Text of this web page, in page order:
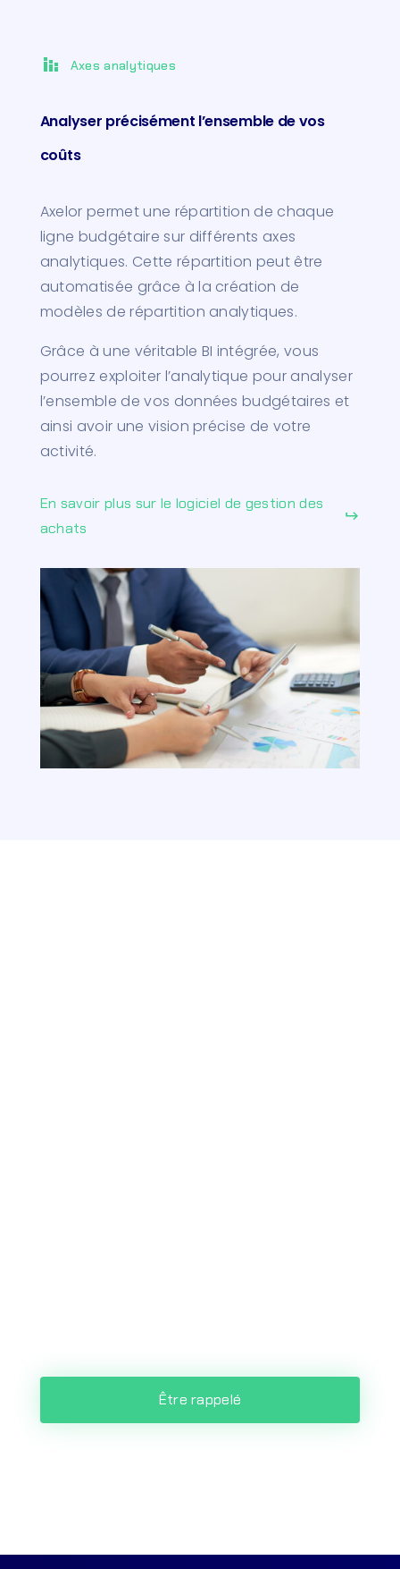
stacked_bar_chart Axes analytiques
Analyser précisément l’ensemble de vos
coûts
Axelor permet une répartition de chaque
ligne budgétaire sur différents axes
analytiques. Cette répartition peut être
automatisée grâce à la création de
modèles de répartition analytiques.
Grâce à une véritable BI intégrée, vous
pourrez exploiter l’analytique pour analyser
l’ensemble de vos données budgétaires et
ainsi avoir une vision précise de votre
activité.
En savoir plus sur le logiciel de gestion des
achats
keyboard_return
Être rappelé